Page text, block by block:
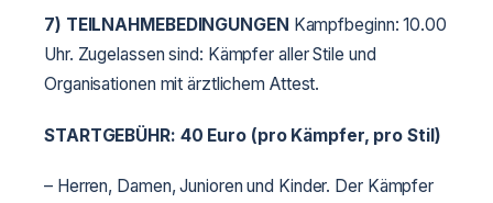
7) TEILNAHMEBEDINGUNGEN Kampfbeginn: 10.00
Uhr. Zugelassen sind: Kämpfer aller Stile und
Organisationen mit ärztlichem Attest.
STARTGEBÜHR: 40 Euro (pro Kämpfer, pro Stil)
– Herren, Damen, Junioren und Kinder. Der Kämpfer